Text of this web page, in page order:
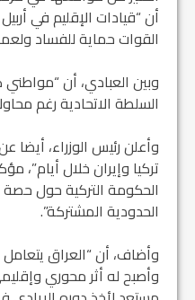
أن “قيادات الإقليم في
القوات حماية للفساد
وبين العبادي، أن
السلطة الاتحادية رغم
وأعلن رئيس الوزراء،
تركيا وإيران خلال أيام”،
الحكومة التركية حول حصة
الحدودية المشتركة”.
وأضاف، أن “العراق يتعامل
وأصبح له أثر محوري